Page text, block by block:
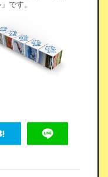
です。